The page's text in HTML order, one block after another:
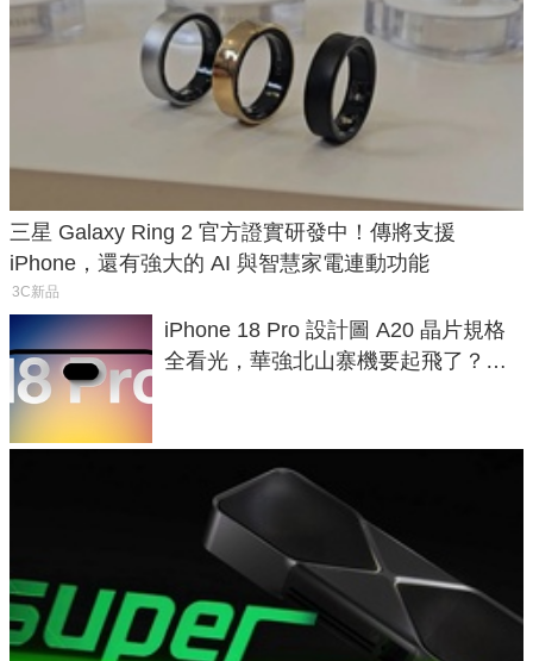
三星 Galaxy Ring 2 官方證實研發中！傳將支援
iPhone，還有強大的 AI 與智慧家電連動功能
3C新品
iPhone 18 Pro 設計圖 A20 晶片規格
全看光，華強北山寨機要起飛了？專